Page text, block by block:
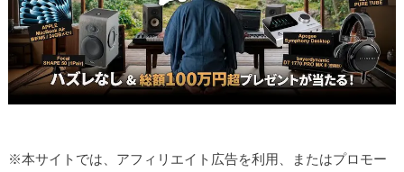
※本サイトでは、アフィリエイト広告を利用、またはプロモー